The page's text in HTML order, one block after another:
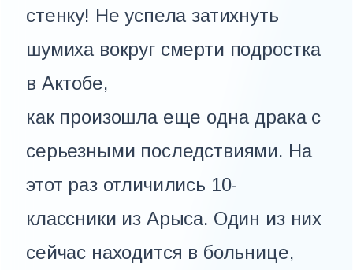
стенку! Не успела затихнуть
шумиха вокруг смерти подростка
в Актобе,
как произошла еще одна драка с
серьезными последствиями. На
этот раз отличились 10-
классники из Арыса. Один из них
сейчас находится в больнице,